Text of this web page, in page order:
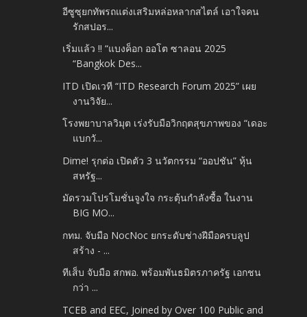
อีซูซุยกทัพรถแต่งเสริมหล่อหลากสไตล์ เอาใจคน
รักสปอร...
เริ่มแล้ว !! “แบงค็อก ออโต ซาลอน 2025
“Bangkok Des...
ITD เปิดเวที “ITD Research Forum 2025” เผย
งานวิจัย...
โรงพยาบาลวิมุต เร่งรับมือวิกฤตสุขภาพของ “เดอะ
แบกวั...
Dime! รุกต่อ เปิดตัว 3 นวัตกรรม “ออปชัน” หุ้น
สหรัฐ...
มัดรวมโปรโมชั่นจูงใจ กระตุ้นกำลังซื้อ ในงาน
BIG MO...
กทม. จับมือ NocNoc ยกระดับช่างฝีมือครบลูป
สร้าง - ...
ทีเส็บ จับมือ สกพอ. พร้อมพันธมิตรภาครัฐ เอกชน
กว่า ...
TCEB and EEC, Joined by Over 100 Public and